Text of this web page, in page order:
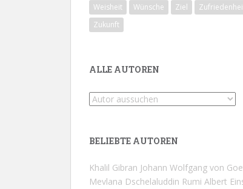
Weisheit
Wünsche Ziel
Zukunft
ALLE AUTOREN
BELIEBTE AUTOREN
Khalil Gibran Johann Wolfgang von
Mevlana Dschelaluddin Rumi Albert